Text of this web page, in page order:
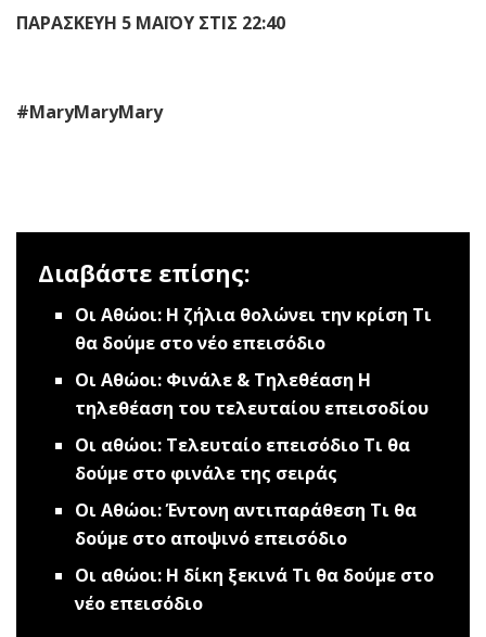
ΠΑΡΑΣΚΕΥΗ 5 ΜΑΪΟΥ ΣΤΙΣ 22:40
#ΜaryMaryMary
Διαβάστε επίσης:
Οι Αθώοι: Η ζήλια θολώνει την κρίση Τι
θα δούμε στο νέο επεισόδιο
Οι Αθώοι: Φινάλε & Τηλεθέαση Η
τηλεθέαση του τελευταίου επεισοδίου
Οι αθώοι: Τελευταίο επεισόδιο Τι θα
δούμε στο φινάλε της σειράς
Οι Αθώοι: Έντονη αντιπαράθεση Τι θα
δούμε στο αποψινό επεισόδιο
Οι αθώοι: Η δίκη ξεκινά Τι θα δούμε στο
νέο επεισόδιο